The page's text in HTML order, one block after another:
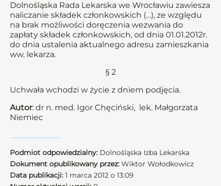
Dolnośląska Rada Lekarska we Wrocławiu zawiesza
naliczanie składek członkowskich (…), ze względu
na brak możliwości doręczenia wezwania do
zapłaty składek członkowskich, od dnia 01.01.2012r.
do dnia ustalenia aktualnego adresu zamieszkania
ww. lekarza.
§ 2
Uchwała wchodzi w życie z dniem podjęcia.
Autor: dr n. med. Igor Chęciński, lek. Małgorzata
Niemiec
Podmiot odpowiedzialny: Dolnośląska Izba Lekarska
Dokument opublikowany przez: Wiktor Wołodkowicz
Data publikacji: 1 marca 2012 o 13:09